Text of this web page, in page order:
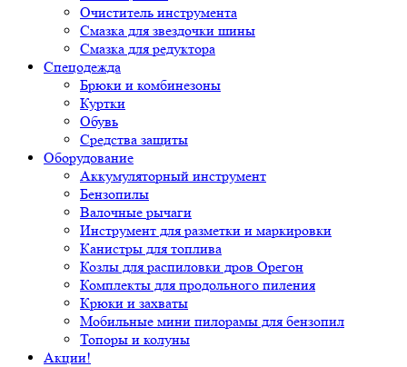
Очиститель инструмента
Смазка для звездочки шины
Смазка для редуктора
Спецодежда
Брюки и комбинезоны
Куртки
Обувь
Средства защиты
Оборудование
Аккумуляторный инструмент
Бензопилы
Валочные рычаги
Инструмент для разметки и маркировки
Канистры для топлива
Козлы для распиловки дров Орегон
Комплекты для продольного пиления
Крюки и захваты
Мобильные мини пилорамы для бензопил
Топоры и колуны
Акции!